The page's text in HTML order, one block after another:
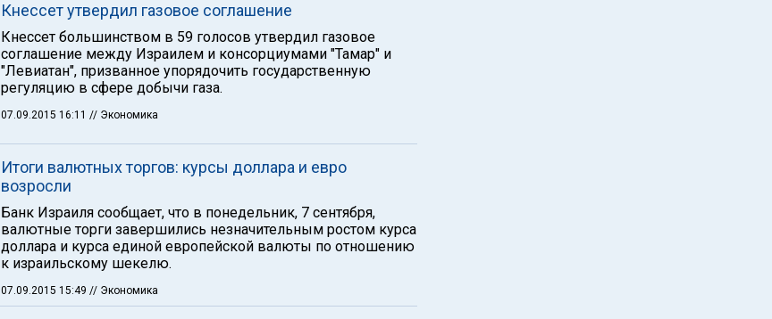
Кнессет утвердил газовое соглашение
Кнессет большинством в 59 голосов утвердил газовое
соглашение между Израилем и консорциумами "Тамар" и
"Левиатан", призванное упорядочить государственную
регуляцию в сфере добычи газа.
07.09.2015 16:11 // Экономика
Итоги валютных торгов: курсы доллара и евро
возросли
Банк Израиля сообщает, что в понедельник, 7 сентября,
валютные торги завершились незначительным ростом курса
доллара и курса единой европейской валюты по отношению
к израильскому шекелю.
07.09.2015 15:49 // Экономика